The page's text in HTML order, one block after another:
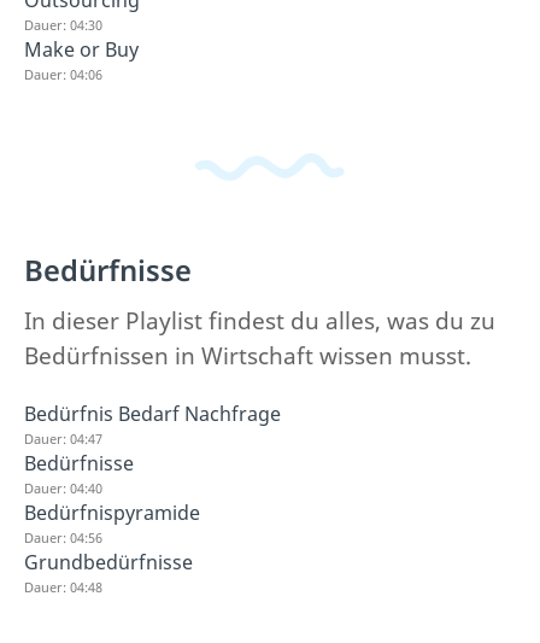
Dauer: 04:30
Make or Buy
Dauer: 04:06
Bedürfnisse
In dieser Playlist findest du alles, was du zu
Bedürfnissen in Wirtschaft wissen musst.
Bedürfnis Bedarf Nachfrage
Dauer: 04:47
Bedürfnisse
Dauer: 04:40
Bedürfnispyramide
Dauer: 04:56
Grundbedürfnisse
Dauer: 04:48